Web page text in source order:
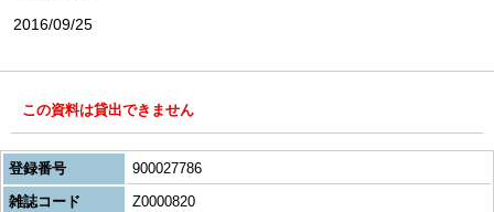
2016/09/25
この資料は貸出できません
登録番号
900027786
雑誌コード
Z0000820